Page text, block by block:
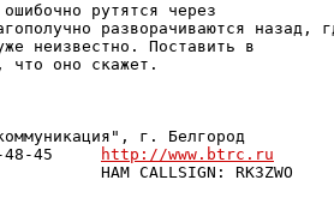
рутятся через
разворачиваются назад,
неизвестно. Поставить в
оно скажет.
г. Белгород
27-48-45
http://www.btrc.ru
HAM CALLSIGN: RK3ZWO